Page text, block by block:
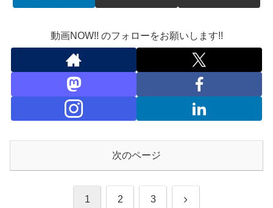
動画NOW!! のフォローをお願いします!!
次のページ
1 2 3 次